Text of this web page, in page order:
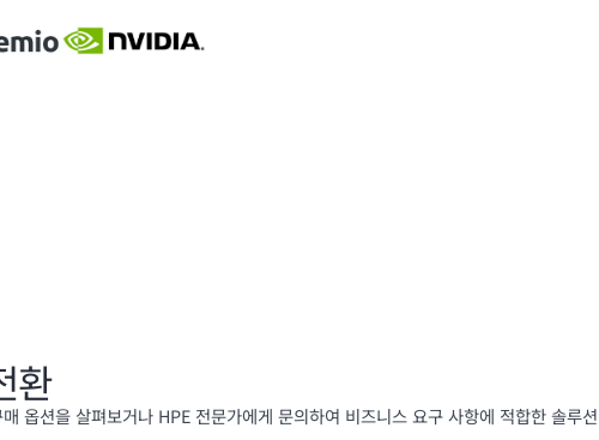
환
옵션을 살펴보거나 HPE 전문가에게 문의하여 비즈니스 요구 사항에 적합한 솔루션